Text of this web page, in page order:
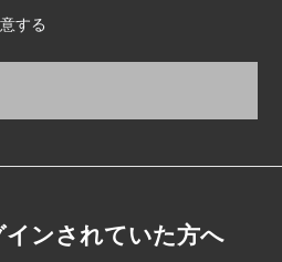
する
ンされていた方へ